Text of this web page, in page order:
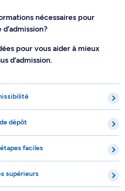
nécessaires pour
pour vous aider à mieux
d’admission.
dépôt
faciles
supérieurs